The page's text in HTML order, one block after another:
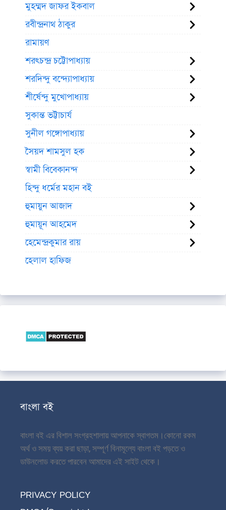
মুহম্মদ জাফর ইকবাল
রবীন্দ্রনাথ ঠাকুর
রামায়ণ
শরৎচন্দ্র চট্টোপাধ্যায়
শরদিন্দু বন্দ্যোপাধ্যায়
শীর্ষেন্দু মুখোপাধ্যায়
সুকান্ত ভট্টাচার্য
সুনীল গঙ্গোপাধ্যায়
সৈয়দ শামসুল হক
স্বামী বিবেকানন্দ
হিন্দু ধর্মের মহান বই
হুমায়ুন আজাদ
হুমায়ূন আহমেদ
হেমেন্দ্রকুমার রায়
হেলাল হাফিজ
বাংলা বই
বাংলা বই এর বিশাল সংগ্রহশালায় আপনাকে স্বাগতম।কোনো রকম
অর্থ ও সময় ব্যয় করা ছাড়া, সম্পূর্ণ বিনামূল্যে বাংলা বই পড়তে ও
ডাউনলোড করতে পারবেন আমাদের এই সাইট থেকে।
PRIVACY POLICY